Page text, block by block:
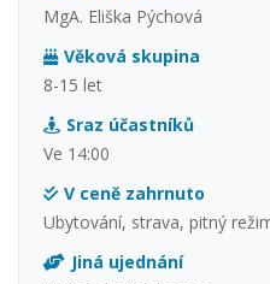
MgA. Eliška Pýchová
Věková skupina
8-15 let
Sraz účastníků
Ve 14:00
V ceně zahrnuto
Ubytování, strava, pitný
Jiná ujednání